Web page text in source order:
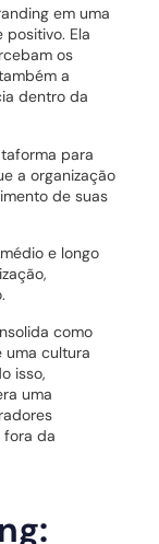
em uma
Ela
os
a
dentro da
para
a organização
de suas
e longo
como
uma cultura
isso,
uma
fora da